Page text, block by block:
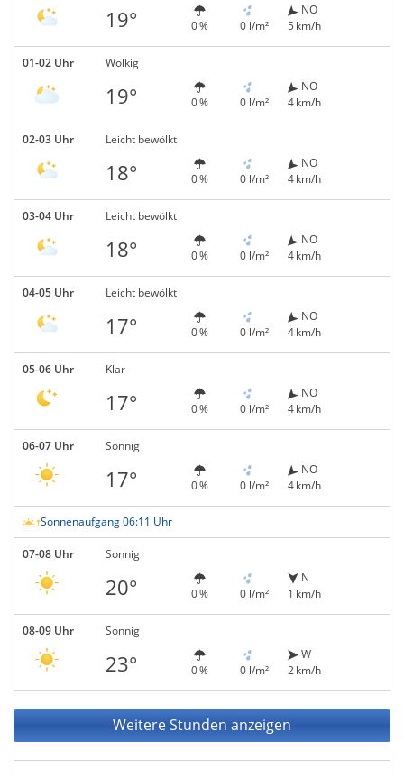
19° 0 % 0 l/m²
NO
5 km/h
01-02 Uhr Wolkig
19° 0 % 0 l/m²
NO
4 km/h
02-03 Uhr Leicht bewölkt
18° 0 % 0 l/m²
NO
4 km/h
03-04 Uhr Leicht bewölkt
18° 0 % 0 l/m²
NO
4 km/h
04-05 Uhr Leicht bewölkt
17° 0 % 0 l/m²
NO
4 km/h
05-06 Uhr Klar
17° 0 % 0 l/m²
NO
4 km/h
06-07 Uhr Sonnig
17° 0 % 0 l/m²
NO
4 km/h
Sonnenaufgang 06:11 Uhr
07-08 Uhr Sonnig
20° 0 % 0 l/m²
N
1 km/h
08-09 Uhr Sonnig
23° 0 % 0 l/m²
W
2 km/h
Weitere Stunden anzeigen